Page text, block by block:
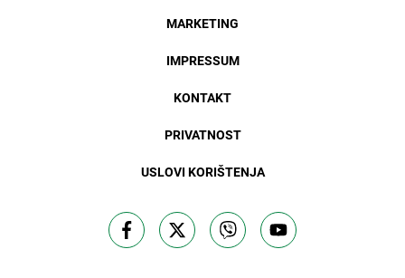
MARKETING
IMPRESSUM
KONTAKT
PRIVATNOST
USLOVI KORIŠTENJA